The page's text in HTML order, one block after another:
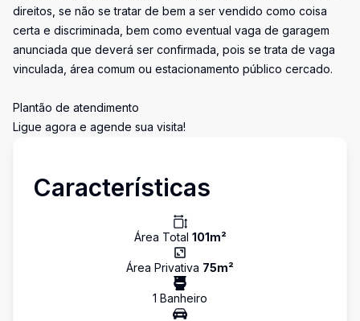
direitos, se não se tratar de bem a ser vendido como coisa
certa e discriminada, bem como eventual vaga de garagem
anunciada que deverá ser confirmada, pois se trata de vaga
vinculada, área comum ou estacionamento público cercado.
Plantão de atendimento
Ligue agora e agende sua visita!
Características
Área Total 101m²
Área Privativa 75m²
1 Banheiro